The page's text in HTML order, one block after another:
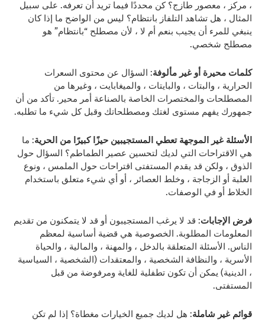
، مركز ، معصور طازج؟ كن محددًا فيما تريد أن تعرفه. على سبيل
المثال ، هل تشاهد التلفاز بانتظام؟ ليس من الواضح ما إذا كان
ينبغي للمرء أن يجيب بنعم أم لا ، لأن مصطلح “بانتظام” هو
مصطلح شخصي.
كلمات محيرة أو غير مألوفة: السؤال عن محتوى السعرات
الحرارية ، والبتات ، والبايتات ، والميغابايت ، وغيرها من
المصطلحات والمختصرات الخاصة بالصناعة أمر محير. تأكد من أن
جمهورك يفهم مستوى لغتك ومصطلحاتك وقبل كل شيء ما تطلبه.
الأسئلة غير الموجهة تعطي المستجيبين حيزًا كبيرًا من الحرية: ما
هي الاقتراحات التي لديك لتحسين عصير الطماطم؟ السؤال حول
الذوق ، ولكن قد يقدم المستفتى اقتراحات حول الملمس ، ونوع
العلبة أو الزجاجة ، وخلط العصائر ، أو أي شيء متعلق باستخدام
الخلاط أو في الوصفات.
فرض الإجابات: قد لا يرغب المستجيبون أو قد لا يتمكنون من تقديم
المعلومات المطلوبة. الخصوصية هي قضية أساسية لمعظم
الناس. الأسئلة المتعلقة بالدخل ، والمهنة ، والمالية ، والحياة
الأسرية ، والنظافة الشخصية ، والمعتقدات (الشخصية ، السياسية
، الدينية) يمكن أن تكون تطفلية للغاية ومرفوضة من قبل
المستفتى.
قوائم غير شاملة: هل لديك جميع الخيارات مغطاة؟ إذا لم تكن